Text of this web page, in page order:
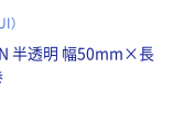
）
半透明 幅50mm×長